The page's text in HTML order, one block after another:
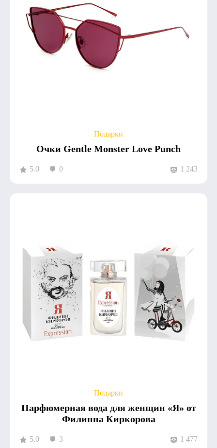
Подарки
Очки Gentle Monster Love Punch
5.0 0 1 243
Подарки
Парфюмерная вода для женщин «Я» от
Филиппа Киркорова
5.0 3 1 477